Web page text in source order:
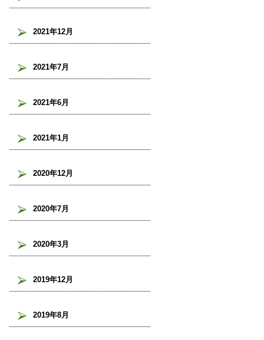
2021年12月
2021年7月
2021年6月
2021年1月
2020年12月
2020年7月
2020年3月
2019年12月
2019年8月